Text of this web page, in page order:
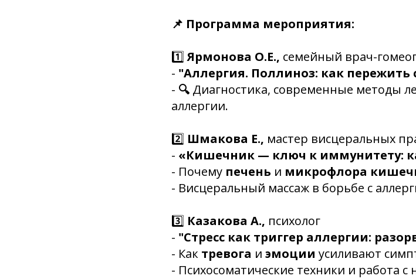
📌 Программа мероприятия:
1️⃣Ярмонова О.Е., семейный врач-
- "Аллергия. Поллиноз: как пережить
- 🔍 Диагностика, современные методы
аллергии.
2️⃣ Шмакова Е., мастер висцеральных
- «Кишечник — ключ к иммунитету:
- Почему печень и микрофлора
- Висцеральный массаж в борьбе с
3️⃣ Казакова А., психолог
- "Стресс как триггер аллергии:
- Как тревога и эмоции усиливают
- Психосоматические техники и работа с